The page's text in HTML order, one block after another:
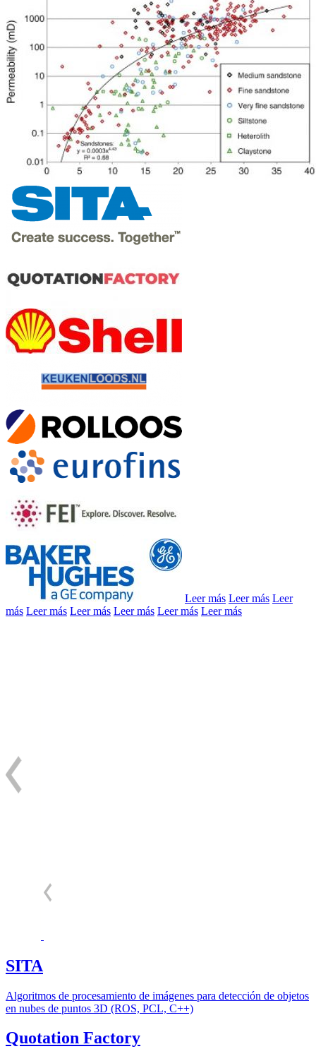
Leer más Leer más Leer
más Leer más Leer más Leer más Leer más Leer más
SITA
Algoritmos de procesamiento de imágenes para detección de objetos
en nubes de puntos 3D (ROS, PCL, C++)
Quotation Factory